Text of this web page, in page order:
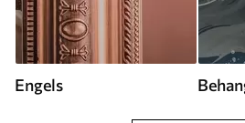
Engels